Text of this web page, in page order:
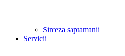
Sinteza saptamanii
Servicii